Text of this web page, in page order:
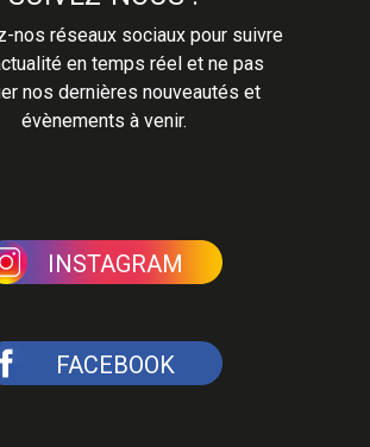
nos réseaux sociaux pour suivre
en temps réel et ne pas
nos dernières nouveautés et
évènements à venir.
INSTAGRAM
FACEBOOK